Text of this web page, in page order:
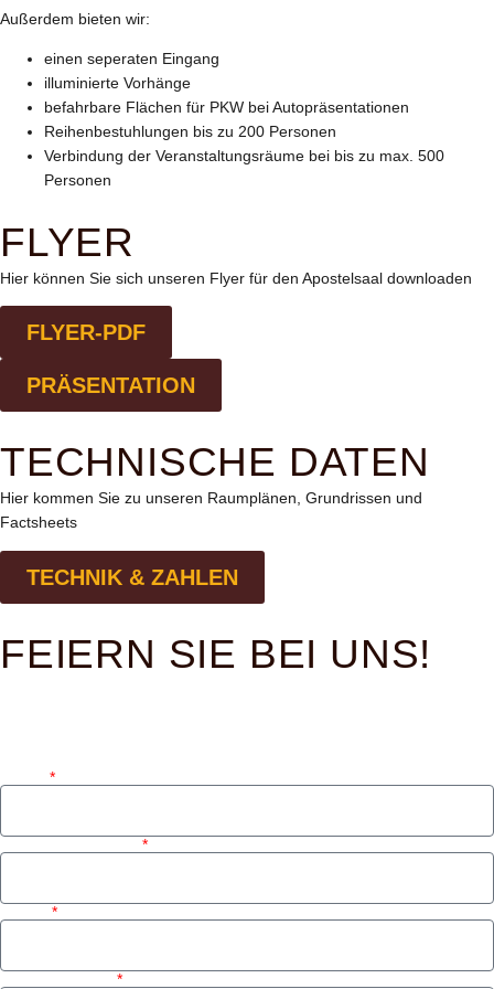
Außerdem bieten wir:
einen seperaten Eingang
illuminierte Vorhänge
befahrbare Flächen für PKW bei Autopräsentationen
Reihenbestuhlungen bis zu 200 Personen
Verbindung der Veranstaltungsräume bei bis zu max. 500
Personen
FLYER
Hier können Sie sich unseren Flyer für den Apostelsaal downloaden
FLYER-PDF
PRÄSENTATION
TECHNISCHE DATEN
Hier kommen Sie zu unseren Raumplänen, Grundrissen und
Factsheets
TECHNIK & ZAHLEN
FEIERN SIE BEI UNS!